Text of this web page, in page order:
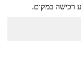
רכישה במקום.